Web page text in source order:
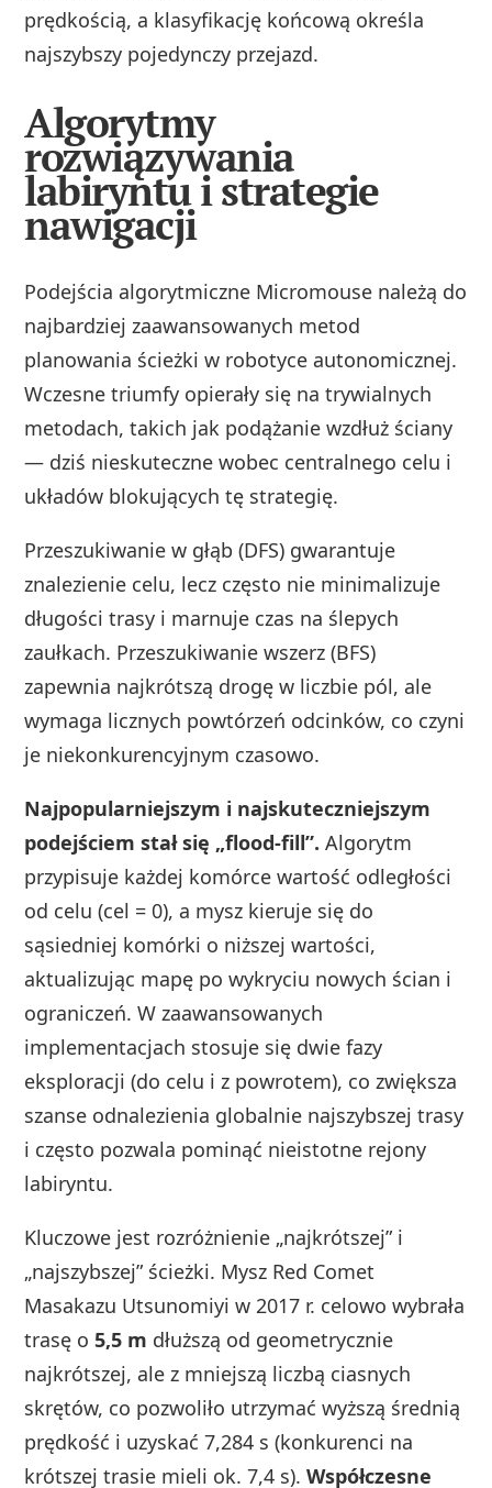
prędkością, a klasyfikację końcową określa
najszybszy pojedynczy przejazd.
Algorytmy
rozwiązywania
labiryntu i strategie
nawigacji
Podejścia algorytmiczne Micromouse należą do
najbardziej zaawansowanych metod
planowania ścieżki w robotyce autonomicznej.
Wczesne triumfy opierały się na trywialnych
metodach, takich jak podążanie wzdłuż ściany
— dziś nieskuteczne wobec centralnego celu i
układów blokujących tę strategię.
Przeszukiwanie w głąb (DFS) gwarantuje
znalezienie celu, lecz często nie minimalizuje
długości trasy i marnuje czas na ślepych
zaułkach. Przeszukiwanie wszerz (BFS)
zapewnia najkrótszą drogę w liczbie pól, ale
wymaga licznych powtórzeń odcinków, co czyni
je niekonkurencyjnym czasowo.
Najpopularniejszym i najskuteczniejszym
podejściem stał się „flood-fill”. Algorytm
przypisuje każdej komórce wartość odległości
od celu (cel = 0), a mysz kieruje się do
sąsiedniej komórki o niższej wartości,
aktualizując mapę po wykryciu nowych ścian i
ograniczeń. W zaawansowanych
implementacjach stosuje się dwie fazy
eksploracji (do celu i z powrotem), co zwiększa
szanse odnalezienia globalnie najszybszej trasy
i często pozwala pominąć nieistotne rejony
labiryntu.
Kluczowe jest rozróżnienie „najkrótszej” i
„najszybszej” ścieżki. Mysz Red Comet
Masakazu Utsunomiyi w 2017 r. celowo wybrała
trasę o5,5 m dłuższą od geometrycznie
najkrótszej, ale z mniejszą liczbą ciasnych
skrętów, co pozwoliło utrzymać wyższą średnią
prędkość i uzyskać 7,284 s (konkurenci na
krótszej trasie mieli ok. 7,4 s).Współczesne